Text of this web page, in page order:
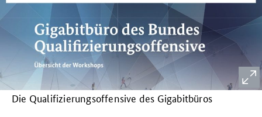
Die Qualifizierungsoffensive des Gigabitbüros